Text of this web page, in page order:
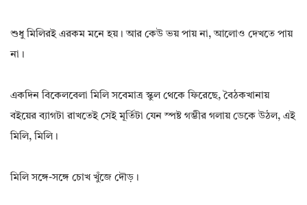
শুধু মিলিরই এরকম মনে হয়। আর কেউ ভয় পায় না, আলোও দেখতে পায়
না।
একদিন বিকেলবেলা মিলি সবেমাত্র স্কুল থেকে ফিরেছে, বৈঠকখানায়
বইয়ের ব্যাগটা রাখতেই সেই মূর্তিটা যেন স্পষ্ট গম্ভীর গলায় ডেকে উঠল, এই
মিলি, মিলি।
মিলি সঙ্গে-সঙ্গে চোখ খুঁজে দৌড়।